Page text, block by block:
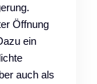
Öffnung
ein
auch als